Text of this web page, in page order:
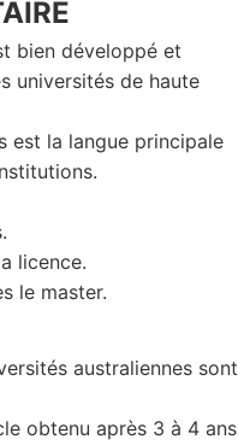
bien développé et
universités de haute
est la langue principale
licence.
le master.
australiennes sont
obtenu après 3 à 4 ans